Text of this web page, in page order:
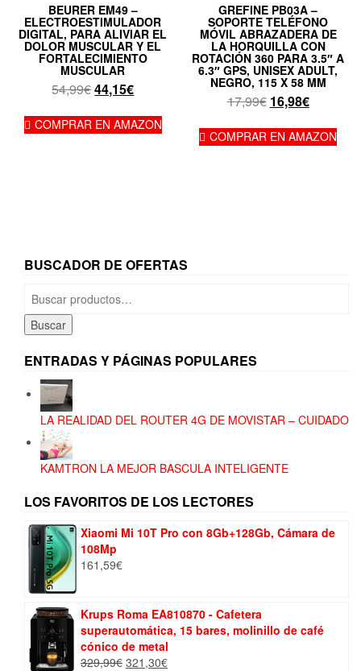
BEURER EM49 –
ELECTROESTIMULADOR
DIGITAL, PARA ALIVIAR EL
DOLOR MUSCULAR Y EL
FORTALECIMIENTO
MUSCULAR
54,99€El
original
44,15€El
actual
COMPRAR EN AMAZON
GREFINE PB03A –
SOPORTE TELÉFONO
MÓVIL ABRAZADERA DE
LA HORQUILLA CON
ROTACIÓN 360 PARA 3.5″ A
6.3″ GPS, UNISEX ADULT,
NEGRO, 115 X 58 MM
17,99€ El
original
16,98€El
actual
COMPRAR EN AMAZON
BUSCADOR DE OFERTAS
por:
Buscar
ENTRADAS Y PÁGINAS POPULARES
LA REALIDAD DEL ROUTER 4G DE MOVISTAR – CUIDADO
KAMTRON LA MEJOR BASCULA INTELIGENTE
LOS FAVORITOS DE LOS LECTORES
Xiaomi Mi 10T Pro con 8Gb+128Gb, Cámara de
108Mp
161,59€
Krups Roma EA810870 - Cafetera
superautomática, 15 bares, molinillo de café
cónico de metal
329,99€ El
321,30€El